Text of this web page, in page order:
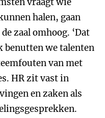
halen, gaan
zaal omhoog. ‘Dat
benutten we talenten
van met
HR zit vast in
en zaken als